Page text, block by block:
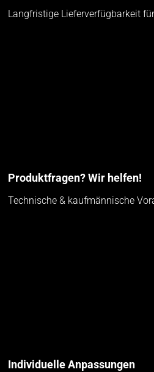
Langfristige Lieferverfügbarkeit
Produktfragen? Wir helfen!
Technische & kaufmännische
Individuelle Anpassungen